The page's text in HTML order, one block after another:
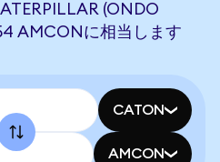
(ONDO
AMCONに相当します
CATON
AMCON